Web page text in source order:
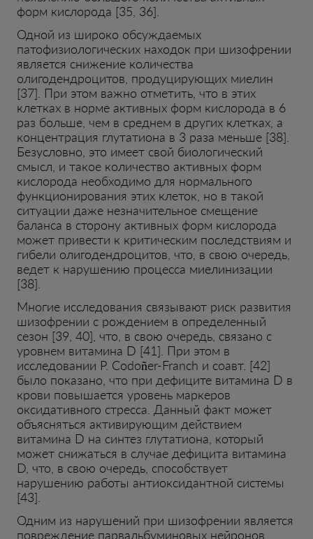
форм кислорода [35, 36].
Одной из широко обсуждаемых
патофизиологических находок при шизофрении
является снижение количества
олигодендроцитов, продуцирующих миелин
[37]. При этом важно отметить, что в этих
клетках в норме активных форм кислорода в 6
раз больше, чем в среднем в других клетках, а
концентрация глутатиона в 3 раза меньше [38].
Безусловно, это имеет свой биологический
смысл, и такое количество активных форм
кислорода необходимо для нормального
функционирования этих клеток, но в такой
ситуации даже незначительное смещение
баланса в сторону активных форм кислорода
может привести к критическим последствиям и
гибели олигодендроцитов, что, в свою очередь,
ведет к нарушению процесса миелинизации
[38].
Многие исследования связывают риск развития
шизофрении с рождением в определенный
сезон [39, 40], что, в свою очередь, связано с
уровнем витамина D [41]. При этом в
исследовании P. Codoñer-Franch и соавт. [42]
было показано, что при дефиците витамина D в
крови повышается уровень маркеров
оксидативного стресса. Данный факт может
объясняться активирующим действием
витамина D на синтез глутатиона, который
может снижаться в случае дефицита витамина
D, что, в свою очередь, способствует
нарушению работы антиоксидантной системы
[43].
Одним из нарушений при шизофрении является
повреждение парвальбуминовых нейронов